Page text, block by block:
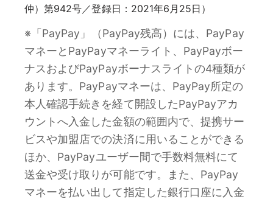
仲）第942号／登録日：2021年6月25日）
※「PayPay」（PayPay残高）には、PayPay
マネーとPayPayマネーライト、PayPayボー
ナスおよびPayPayボーナスライトの4種類が
あります。PayPayマネーは、PayPay所定の
本人確認手続きを経て開設したPayPayアカ
ウントへ入金した金額の範囲内で、提携サー
ビスや加盟店での決済に用いることができる
ほか、PayPayユーザー間で手数料無料にて
送金や受け取りが可能です。また、PayPay
マネーを払い出して指定した銀行口座に入金